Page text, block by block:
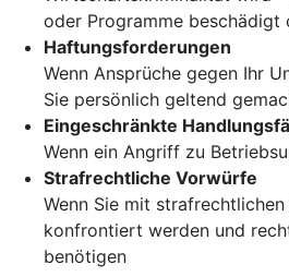
oder Programme
Haftungsforderungen
Wenn Ansprüche gegen Ihr
Sie persönlich geltend
Eingeschränkte
Wenn ein Angriff zu
Strafrechtliche Vorwürfe
Wenn Sie mit
konfrontiert werden und
benötigen